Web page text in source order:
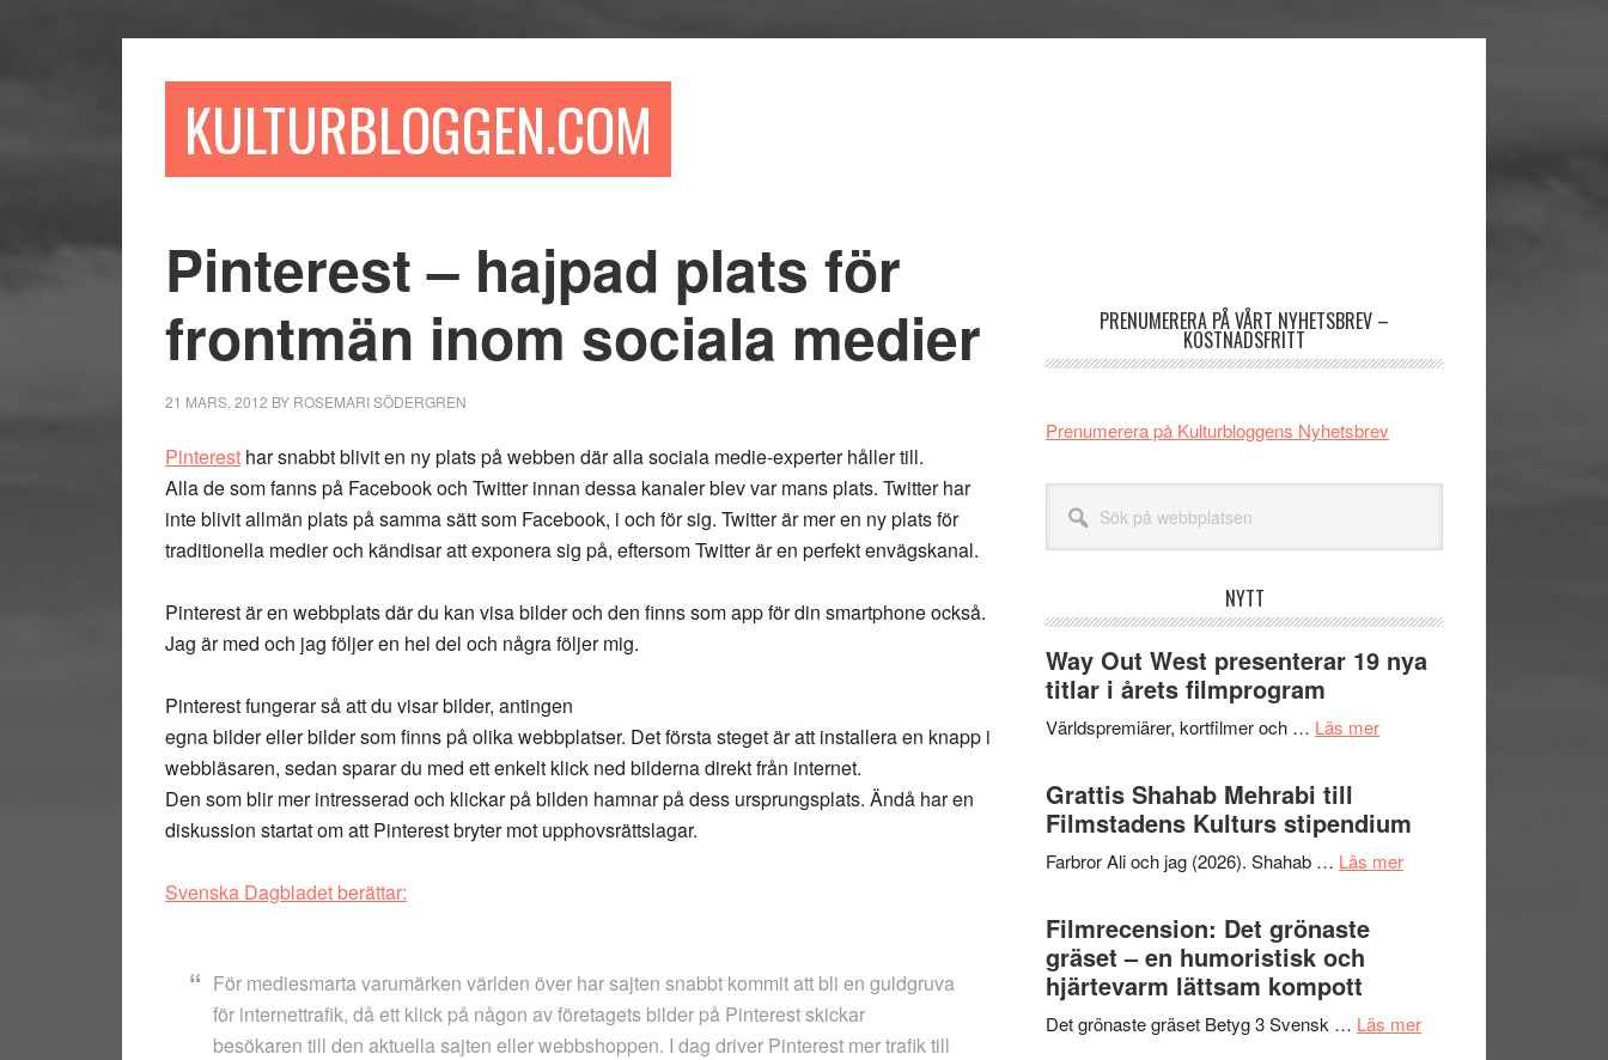
KULTURBLOGGEN.COM
Pinterest – hajpad plats för
frontmän inom sociala medier
21 MARS, 2012 BY ROSEMARI SÖDERGREN
Pinterest har snabbt blivit en ny plats på webben där alla sociala medie-experter håller till.
Alla de som fanns på Facebook och Twitter innan dessa kanaler blev var mans plats. Twitter har
inte blivit allmän plats på samma sätt som Facebook, i och för sig. Twitter är mer en ny plats för
traditionella medier och kändisar att exponera sig på, eftersom Twitter är en perfekt envägskanal.
Pinterest är en webbplats där du kan visa bilder och den finns som app för din smartphone också.
Jag är med och jag följer en hel del och några följer mig.
Pinterest fungerar så att du visar bilder, antingen
egna bilder eller bilder som finns på olika webbplatser. Det första steget är att installera en knapp i
webbläsaren, sedan sparar du med ett enkelt klick ned bilderna direkt från internet.
Den som blir mer intresserad och klickar på bilden hamnar på dess ursprungsplats. Ändå har en
diskussion startat om att Pinterest bryter mot upphovsrättslagar.
Svenska Dagbladet berättar:
För mediesmarta varumärken världen över har sajten snabbt kommit att bli en guldgruva
för internettrafik, då ett klick på någon av företagets bilder på Pinterest skickar
besökaren till den aktuella sajten eller webbshoppen. I dag driver Pinterest mer trafik till
PRENUMERERA PÅ VÅRT NYHETSBREV –
KOSTNADSFRITT
Prenumerera på Kulturbloggens Nyhetsbrev
webbplatsen
NYTT
Way Out West presenterar 19 nya
titlar i årets filmprogram
Världspremiärer, kortfilmer och … Läs merom
presenterar
19
Grattis Shahab Mehrabi till
Filmstadens Kulturs stipendium
Farbror Ali och jag (2026). Shahab … Läs merom
Kulturs
Filmrecension: Det grönaste
gräset – en humoristisk och
hjärtevarm lättsam kompott
Det grönaste gräset Betyg 3 Svensk … Läs merom